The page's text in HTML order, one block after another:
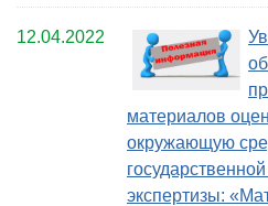
12.04.2022
материалов
окружающую
экспертизы: